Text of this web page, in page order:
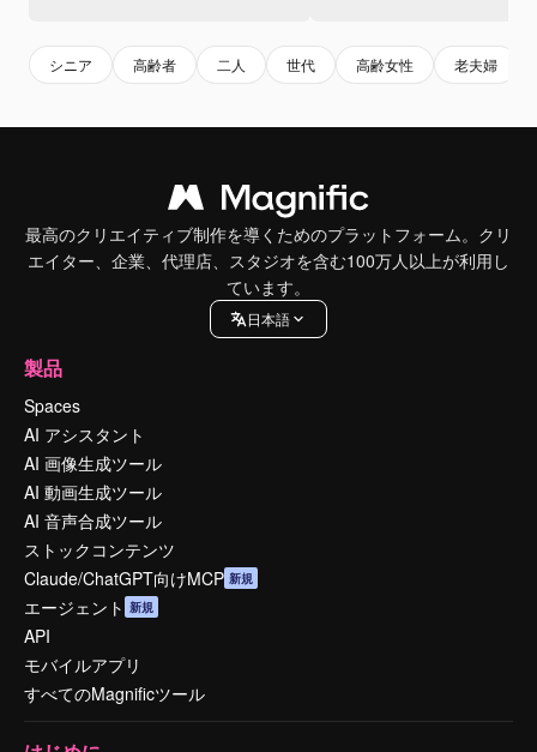
シニア 高齢者 二人 世代 高齢女性 老夫婦
最高のクリエイティブ制作を導くためのプラットフォーム。クリ
エイター、企業、代理店、スタジオを含む100万人以上が利用し
ています。
日本語
製品
Spaces
AI アシスタント
AI 画像生成ツール
AI 動画生成ツール
AI 音声合成ツール
ストックコンテンツ
Claude/ChatGPT向けMCP 新規
エージェント 新規
API
モバイルアプリ
すべてのMagnificツール